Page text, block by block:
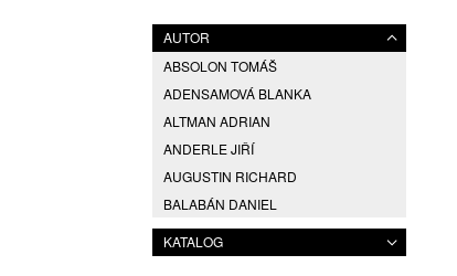
AUTOR
ABSOLON TOMÁŠ
ADENSAMOVÁ BLANKA
ALTMAN ADRIAN
ANDERLE JIŘÍ
AUGUSTIN RICHARD
BALABÁN DANIEL
BLAHUTOVÁ SIMONA
BLAŽÍČEK FRANTIŠEK
KATALOG